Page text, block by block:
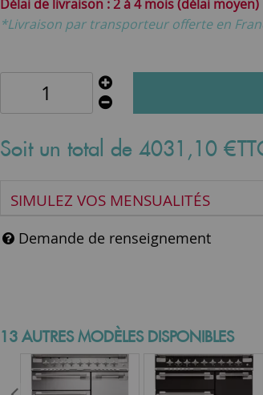
2 à 4 mois (délai moyen)
*Livraison par transporteur offerte en
Soit un total de 4031 ,10 €
SIMULEZ VOS MENSUALITÉS
Demande de renseignement
13 AUTRES MODÈLES DISPONIBLES